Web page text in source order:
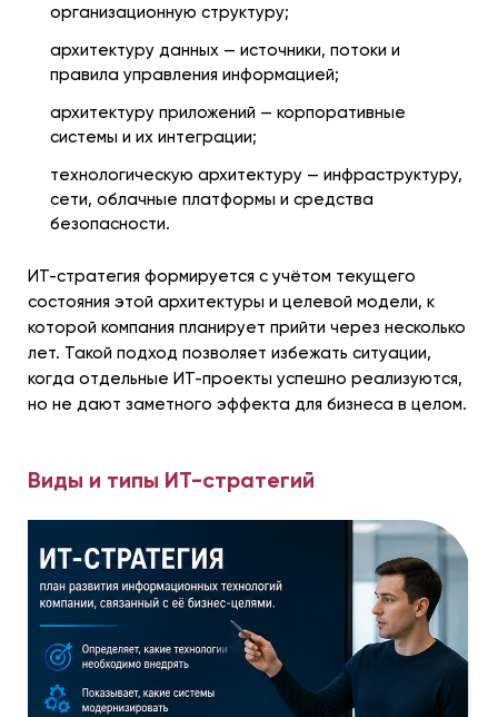
организационную структуру;
архитектуру данных — источники, потоки и
правила управления информацией;
архитектуру приложений — корпоративные
системы и их интеграции;
технологическую архитектуру — инфраструктуру,
сети, облачные платформы и средства
безопасности.
ИТ-стратегия формируется с учётом текущего
состояния этой архитектуры и целевой модели, к
которой компания планирует прийти через несколько
лет. Такой подход позволяет избежать ситуации,
когда отдельные ИТ-проекты успешно реализуются,
но не дают заметного эффекта для бизнеса в целом.
Виды и типы ИТ-стратегий